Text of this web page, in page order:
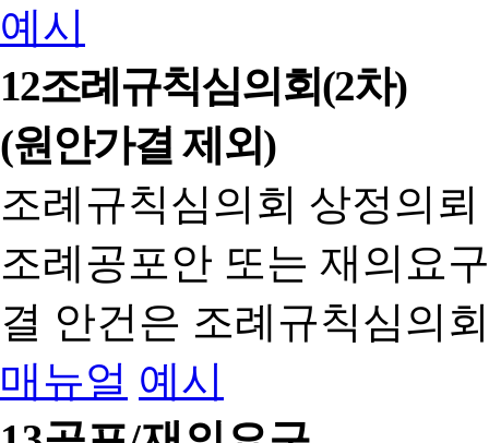
예시
12조례규칙심의회(2차)
(원안가결 제외)
조례규칙심의회 상정의
조례공포안 또는 재의요
결 안건은 조례규칙심의
매뉴얼 예시